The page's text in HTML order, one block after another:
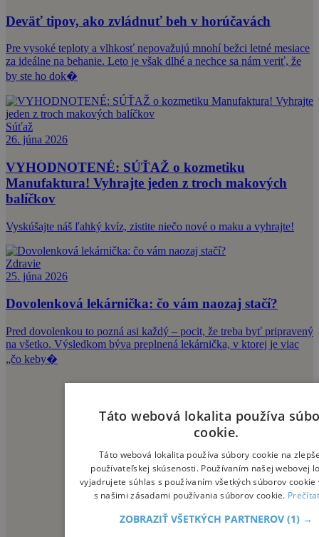
Deväť tipov, ako zvládnuť beh v horúčavách
Pre vysoké teploty a vlhkosť nepovažujú mnohí bežci letné mesiace
za ideálne na behanie. Leto je však dlhé a nechce sa nám veriť, že
by ste ho dok�
Súťaž
26. júna 2026
VYHODNOTENÉ: SÚŤAŽ o kozmetiku
Manufaktura! Vyhrajte jeden z troch makových
balíčkov
Vyskúšajte náš ľahký kvíz, zistite niečo nové o maku a vyhrajte!
Zdravie
25. júna 2026
Dovolenková lekárnička: čo vám naozaj stačí?
Pred dovolenkou to pozná asi každý – pocit, že treba byť pripravený
na všetko. Výsledkom býva preplnená lekárnička, v ktorej je viac
„čo keby�
Táto webová lokalita používa
cookie.
Táto webová lokalita používa súbory cookie na
používateľskej skúsenosti. Používaním našej webovej
vyjadrujete súhlas s používaním všetkých súborov cookie
s našimi zásadami používania súborov cookie.
ZOBRAZIŤ VŠETKÝCH PARTNEROV(1) →